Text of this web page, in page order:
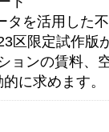
を活用した
区限定試作版
ョンの賃料、
に求めます。